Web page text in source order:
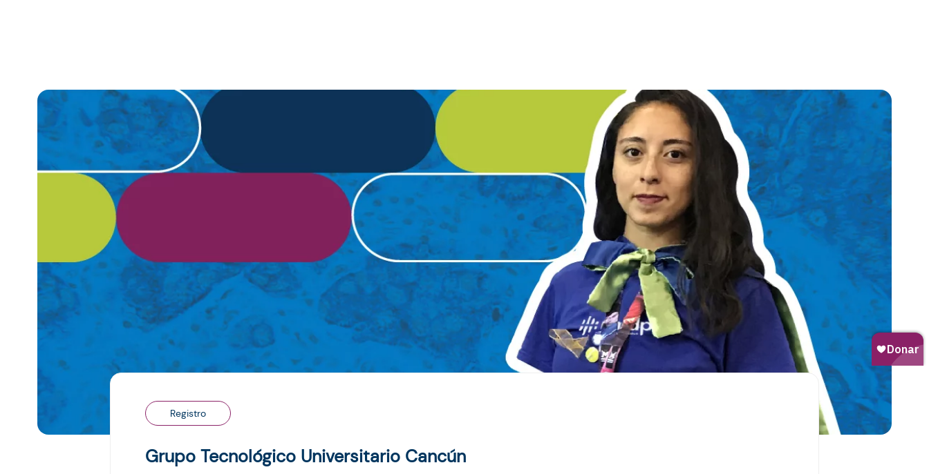
Registro
Grupo Tecnológico Universitario Cancún